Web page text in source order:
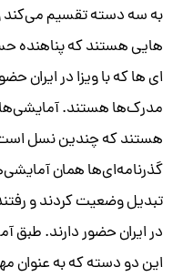
به سه دسته تقسیم
هایی هستند که پناهنده
ای ها که با ویزا در ایران
مدرک‌ها هستند. آمایشی‌ها
هستند که چندین نسل است
گذرنامه‌ای‌ها همان
تبدیل وضعیت کردند و
در ایران حضور دارند. طبق
این دو دسته که به